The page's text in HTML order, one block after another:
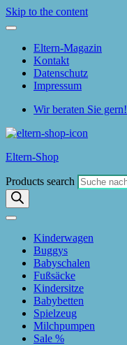
Skip to the content
Eltern-Magazin
Kontakt
Datenschutz
Impressum
Wir beraten Sie gern!
Eltern-Shop
Products search
Kinderwagen
Buggys
Babyschalen
Fußsäcke
Kindersitze
Babybetten
Spielzeug
Milchpumpen
Sale %